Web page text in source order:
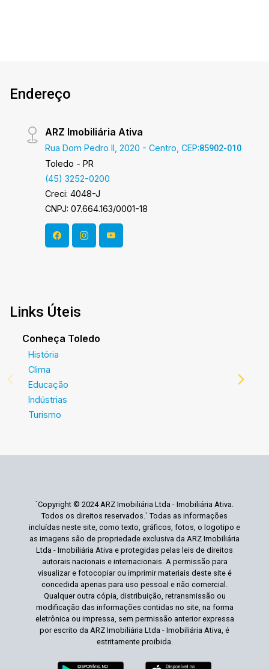
Endereço
ARZ Imobiliária Ativa
Rua Dom Pedro II, 2020 - Centro, CEP:85902-010
Toledo - PR
(45) 3252-0200
Creci: 4048-J
CNPJ: 07.664.163/0001-18
Links Úteis
Conheça Toledo
História
Clima
Educação
Indústrias
Turismo
`Copyright © 2024 ARZ Imobiliária Ltda - Imobiliária Ativa.
Todos os direitos reservados.` Todas as informações
incluídas neste site, como texto, gráficos, fotos, o logotipo e
as imagens são de propriedade exclusiva da ARZ Imobiliária
Ltda - Imobiliária Ativa e protegidas pelas leis de direitos
autorais nacionais e internacionais. A permissão para
visualizar e fotocopiar ou imprimir materiais deste site é
concedida apenas para uso pessoal e não comercial.
Qualquer outra cópia, distribuição, retransmissão ou
modificação das informações contidas no site, na forma
eletrônica ou impressa, sem permissão anterior expressa
por escrito da ARZ Imobiliária Ltda - Imobiliária Ativa, é
estritamente proibida.